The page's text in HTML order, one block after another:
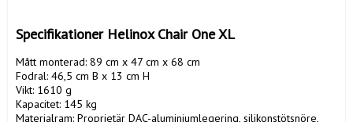
Specifikationer Helinox Chair One XL
Mått monterad: 89 cm x 47 cm x 68 cm
Fodral: 46,5 cm B x 13 cm H
Vikt: 1610 g
Kapacitet: 145 kg
Materialram: Proprietär DAC-aluminiumlegering, silikonstötsnöre,